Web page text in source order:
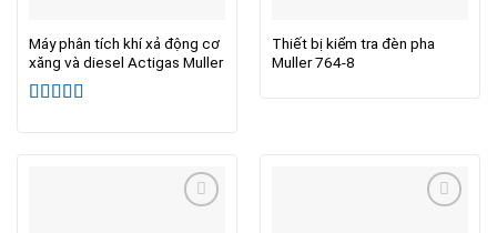
Máy phân tích khí xả động cơ
xăng và diesel Actigas Muller
Thiết bị kiểm tra đèn pha
Muller 764-8